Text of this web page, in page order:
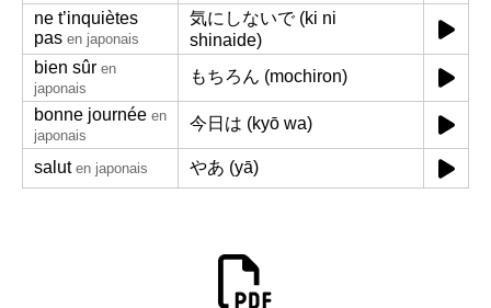
ne t’inquiètes
pas en japonais
気にしないで (ki ni
shinaide)
bien sûr en
japonais
もちろん (mochiron)
bonne journée en
japonais
今日は (kyō wa)
salut en japonais やあ (yā)